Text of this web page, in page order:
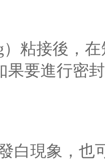
）粘接後，
果要進行密
白現象，也